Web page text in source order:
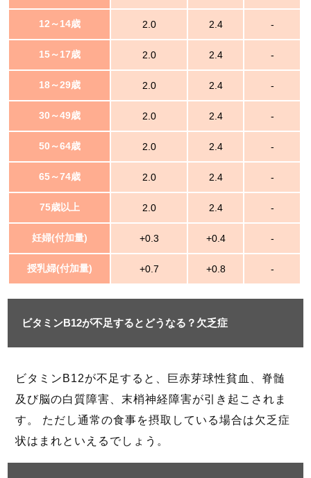
12～14歳 2.0 2.4 -
15～17歳 2.0 2.4 -
18～29歳 2.0 2.4 -
30～49歳 2.0 2.4 -
50～64歳 2.0 2.4 -
65～74歳 2.0 2.4 -
75歳以上 2.0 2.4 -
妊婦(付加量) +0.3 +0.4 -
授乳婦(付加量) +0.7 +0.8 -
ビタミンB12が不足するとどうなる？欠乏症
ビタミンB12が不足すると、巨赤芽球性貧血、脊髄
及び脳の白質障害、末梢神経障害が引き起こされま
す。 ただし通常の食事を摂取している場合は欠乏症
状はまれといえるでしょう。